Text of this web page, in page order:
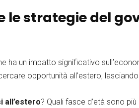
le strategie del
ha un impatto significativo
opportunità all’estero,
all’estero? Quali fasce d’età sono